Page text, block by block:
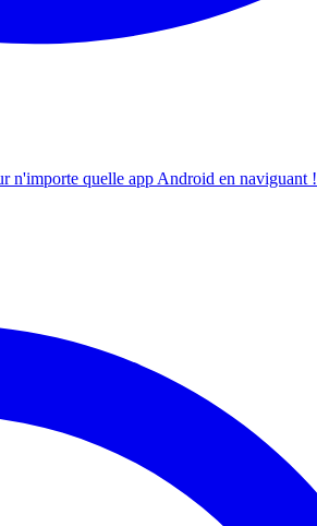
n'importe quelle app Android en naviguant !